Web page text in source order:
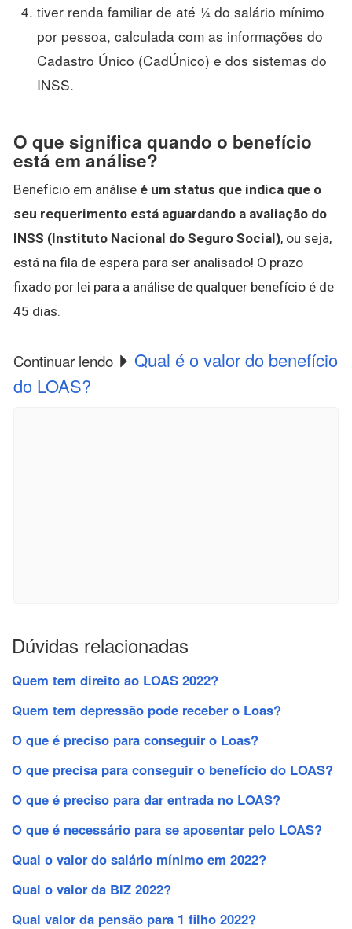
tiver renda familiar de até ¼ do salário mínimo
por pessoa, calculada com as informações do
Cadastro Único (CadÚnico) e dos sistemas do
INSS.
O que significa quando o benefício
está em análise?
Benefício em análise é um status que indica que o
seu requerimento está aguardando a avaliação do
INSS (Instituto Nacional do Seguro Social), ou seja,
está na fila de espera para ser analisado! O prazo
fixado por lei para a análise de qualquer benefício é de
45 dias.
Continuar lendo
Qual é o valor do benefício
do LOAS?
Dúvidas relacionadas
Quem tem direito ao LOAS 2022?
Quem tem depressão pode receber o Loas?
O que é preciso para conseguir o Loas?
O que precisa para conseguir o benefício do LOAS?
O que é preciso para dar entrada no LOAS?
O que é necessário para se aposentar pelo LOAS?
Qual o valor do salário mínimo em 2022?
Qual o valor da BIZ 2022?
Qual valor da pensão para 1 filho 2022?